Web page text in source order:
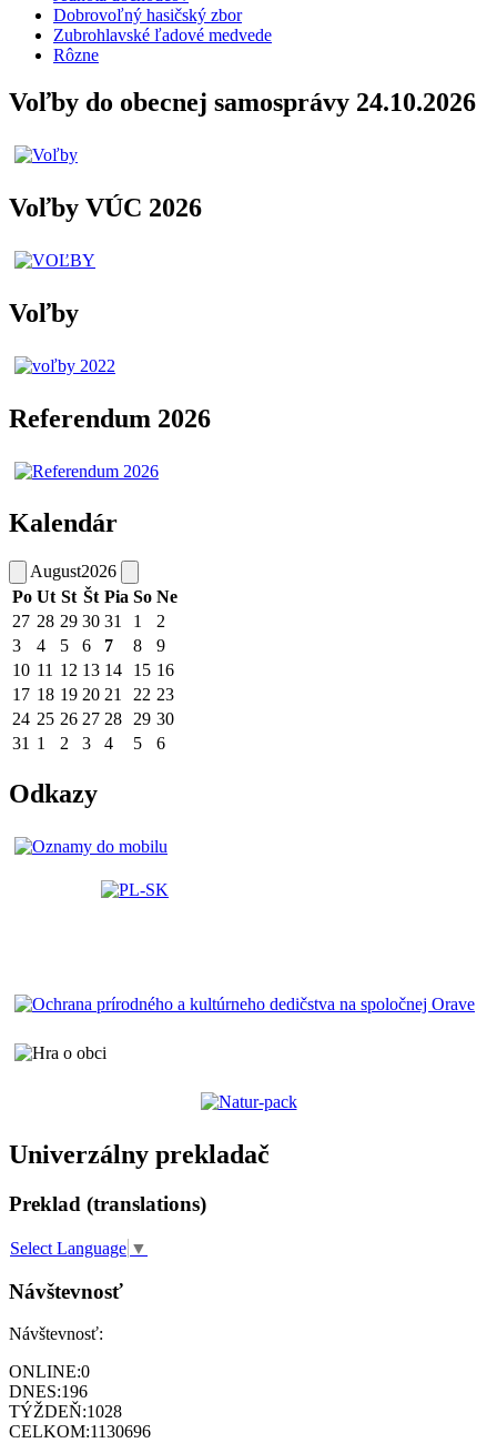
Dobrovoľný hasičský zbor
Zubrohlavské ľadové medvede
Rôzne
Voľby do obecnej samosprávy 24.10.2026
Voľby VÚC 2026
Voľby
Referendum 2026
Kalendár
August2026
Po Ut St Št Pia So Ne
27 28 29 30 31 1
2
3
4 5 6 7 8
9
10 11 12 13 14 15 16
17 18 19 20 21 22 23
24 25 26 27 28 29 30
31 1 2 3 4 5 6
Odkazy
Univerzálny prekladač
Preklad (translations)
Select Language ▼
Návštevnosť
Návštevnosť:
ONLINE:0
DNES:196
TÝŽDEŇ:1028
CELKOM:1130696